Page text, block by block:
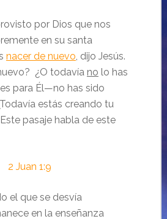
por Dios que nos
en su santa
nacer de nuevo , dijo Jesús.
¿O todavía no lo has
para Él—no has sido
estás creando tu
pasaje habla de este
2 Juan 1:9
el que se desvía
en la enseñanza